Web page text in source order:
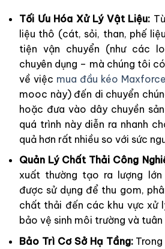
Tối Ưu Hóa Xử Lý Vật Liệu:
liệu thô (cát, sỏi, than, phế
tiện vận chuyển (như các
chuyên dụng – mà chúng tôi
về việc mua đầu kéo Maxforce
mooc này) đến di chuyển
hoặc đưa vào dây chuyền
quá trình này diễn ra nhanh
quả hơn rất nhiều so với sức
Quản Lý Chất Thải Công
xuất thường tạo ra lượng
được sử dụng để thu gom,
chất thải đến các khu vực xử
bảo vệ sinh môi trường và
Bảo Trì Cơ Sở Hạ Tầng:Trong